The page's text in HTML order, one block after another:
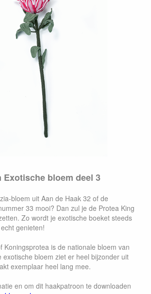
Exotische bloem deel 3
bloem uit Aan de Haak 32 of de
33 mooi? Dan zul je de Protea King
Zo wordt je exotische boeket steeds
genieten!
Koningsprotea is de nationale bloem van
exotische bloem ziet er heel bijzonder uit
exemplaar heel lang mee.
en om dit haakpatroon te downloaden